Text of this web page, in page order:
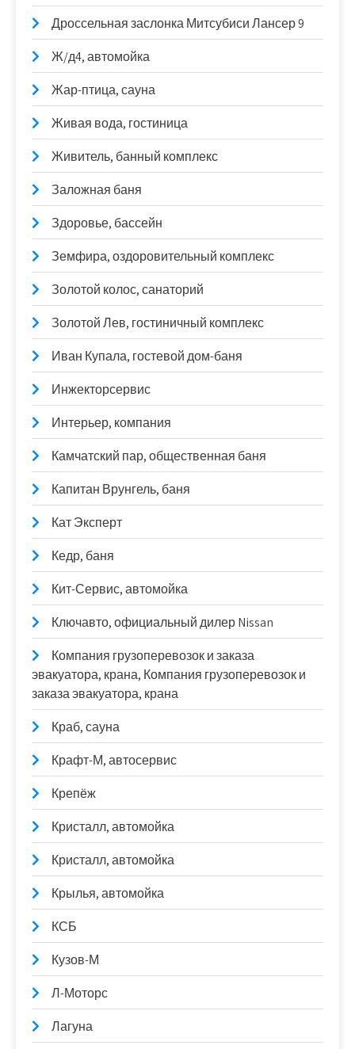
Дроссельная заслонка Митсубиси Лансер 9
Ж/д4, автомойка
Жар-птица, сауна
Живая вода, гостиница
Живитель, банный комплекс
Заложная баня
Здоровье, бассейн
Земфира, оздоровительный комплекс
Золотой колос, санаторий
Золотой Лев, гостиничный комплекс
Иван Купала, гостевой дом-баня
Инжекторсервис
Интерьер, компания
Камчатский пар, общественная баня
Капитан Врунгель, баня
Кат Эксперт
Кедр, баня
Кит-Сервис, автомойка
Ключавто, официальный дилер Nissan
Компания грузоперевозок и заказа
эвакуатора, крана, Компания грузоперевозок и
заказа эвакуатора, крана
Краб, сауна
Крафт-М, автосервис
Крепёж
Кристалл, автомойка
Кристалл, автомойка
Крылья, автомойка
КСБ
Кузов-М
Л-Моторс
Лагуна